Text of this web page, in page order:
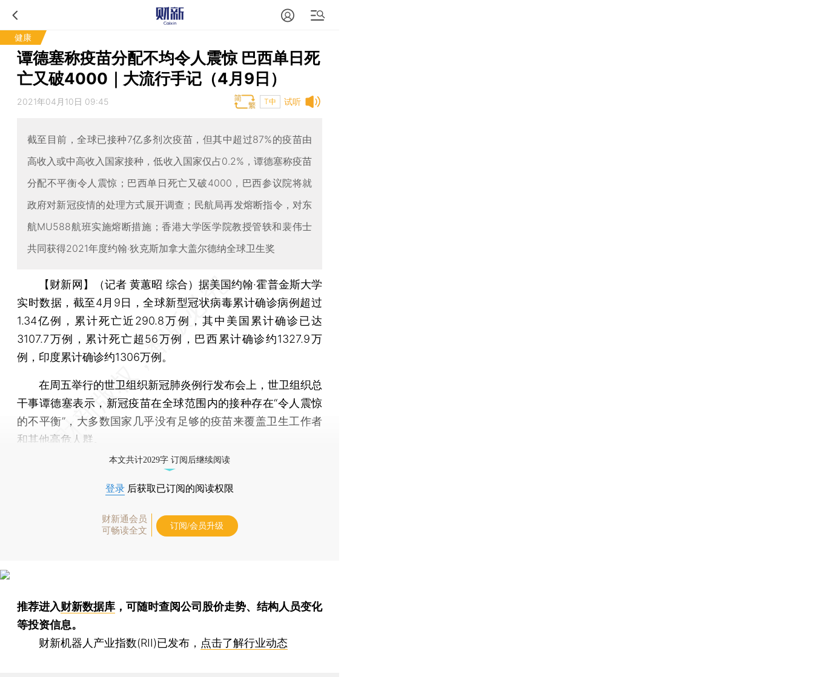
健康
谭德塞称疫苗分配不均令人震惊 巴西单日死
亡又破4000｜大流行手记（4月9日）
试听
2021年04月10日 09:45 T中
截至目前，全球已接种7亿多剂次疫苗，但其中超过87%的疫苗由
高收入或中高收入国家接种，低收入国家仅占0.2%，谭德塞称疫苗
分配不平衡令人震惊；巴西单日死亡又破4000，巴西参议院将就
政府对新冠疫情的处理方式展开调查；民航局再发熔断指令，对东
航MU588航班实施熔断措施；香港大学医学院教授管轶和裴伟士
共同获得2021年度约翰‧狄克斯加拿大盖尔德纳全球卫生奖
【财新网】（记者 黄蕙昭 综合） 据美国约翰·霍普金斯大学
实时数据，截至4月9日，全球新型冠状病毒累计确诊病例超过
1.34亿例，累计死亡近290.8万例，其中美国累计确诊已达
3107.7万例，累计死亡超56万例，巴西累计确诊约1327.9万
例，印度累计确诊约1306万例。
在周五举行的世卫组织新冠肺炎例行发布会上，世卫组织总
干事谭德塞表示，新冠疫苗在全球范围内的接种存在“令人震惊
的不平衡”，大多数国家几乎没有足够的疫苗来覆盖卫生工作者
和其他高危人群。
本文共计2029字 订阅后继续阅读
登录 后获取已订阅的阅读权限
财新通会员
可畅读全文
订阅/会员升级
推荐进入财新数据库 ，可随时查阅公司股价走势、结构人员变化
等投资信息。
财新机器人产业指数(RII)已发布， 点击了解行业动态